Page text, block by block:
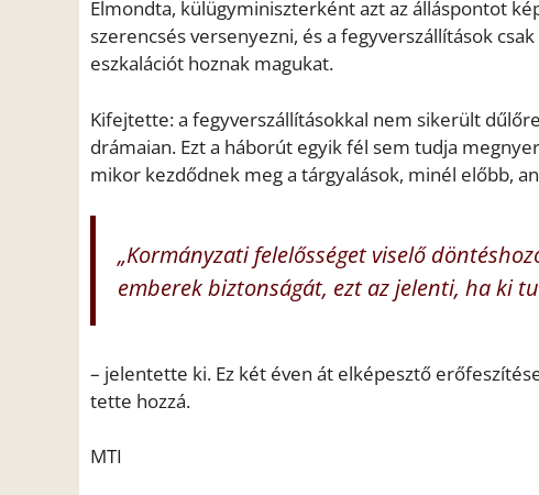
Elmondta, külügyminiszterként azt az álláspontot
szerencsés versenyezni, és a fegyverszállítások
eszkalációt hoznak magukat.
Kifejtette: a fegyverszállításokkal nem sikerült
drámaian. Ezt a háborút egyik fél sem tudja
mikor kezdődnek meg a tárgyalások, minél előbb,
„Kormányzati felelősséget viselő
emberek biztonságát, ezt az jelenti, ha ki
– jelentette ki. Ez két éven át elképesztő
tette hozzá.
MTI